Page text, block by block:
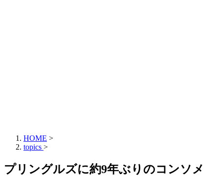
HOME >
topics >
プリングルズに約9年ぶりのコンソメ